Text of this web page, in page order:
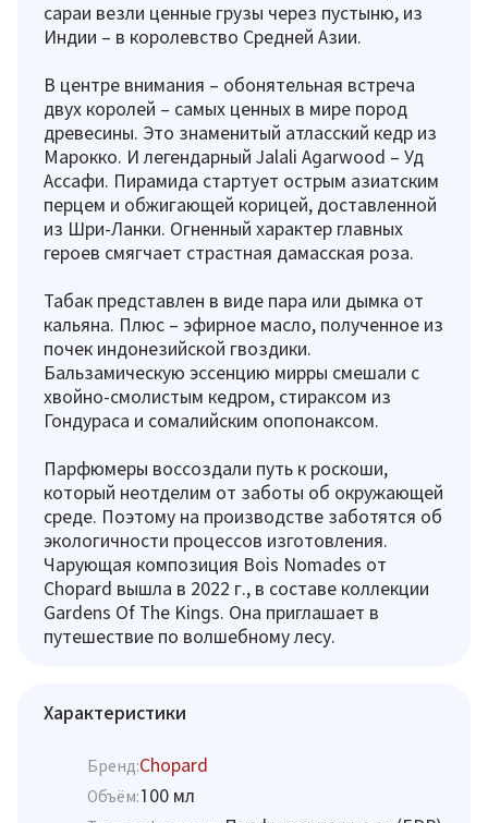
сараи везли ценные грузы через пустыню, из
Индии – в королевство Средней Азии.
В центре внимания – обонятельная встреча
двух королей – самых ценных в мире пород
древесины. Это знаменитый атласский кедр из
Марокко. И легендарный Jalali Agarwood – Уд
Ассафи. Пирамида стартует острым азиатским
перцем и обжигающей корицей, доставленной
из Шри-Ланки. Огненный характер главных
героев смягчает страстная дамасская роза.
Табак представлен в виде пара или дымка от
кальяна. Плюс – эфирное масло, полученное из
почек индонезийской гвоздики.
Бальзамическую эссенцию мирры смешали с
хвойно-смолистым кедром, стираксом из
Гондураса и сомалийским опопонаксом.
Парфюмеры воссоздали путь к роскоши,
который неотделим от заботы об окружающей
среде. Поэтому на производстве заботятся об
экологичности процессов изготовления.
Чарующая композиция Bois Nomades от
Chopard вышла в 2022 г., в составе коллекции
Gardens Of The Kings. Она приглашает в
путешествие по волшебному лесу.
Характеристики
Бренд:Chopard
Объём:100 мл